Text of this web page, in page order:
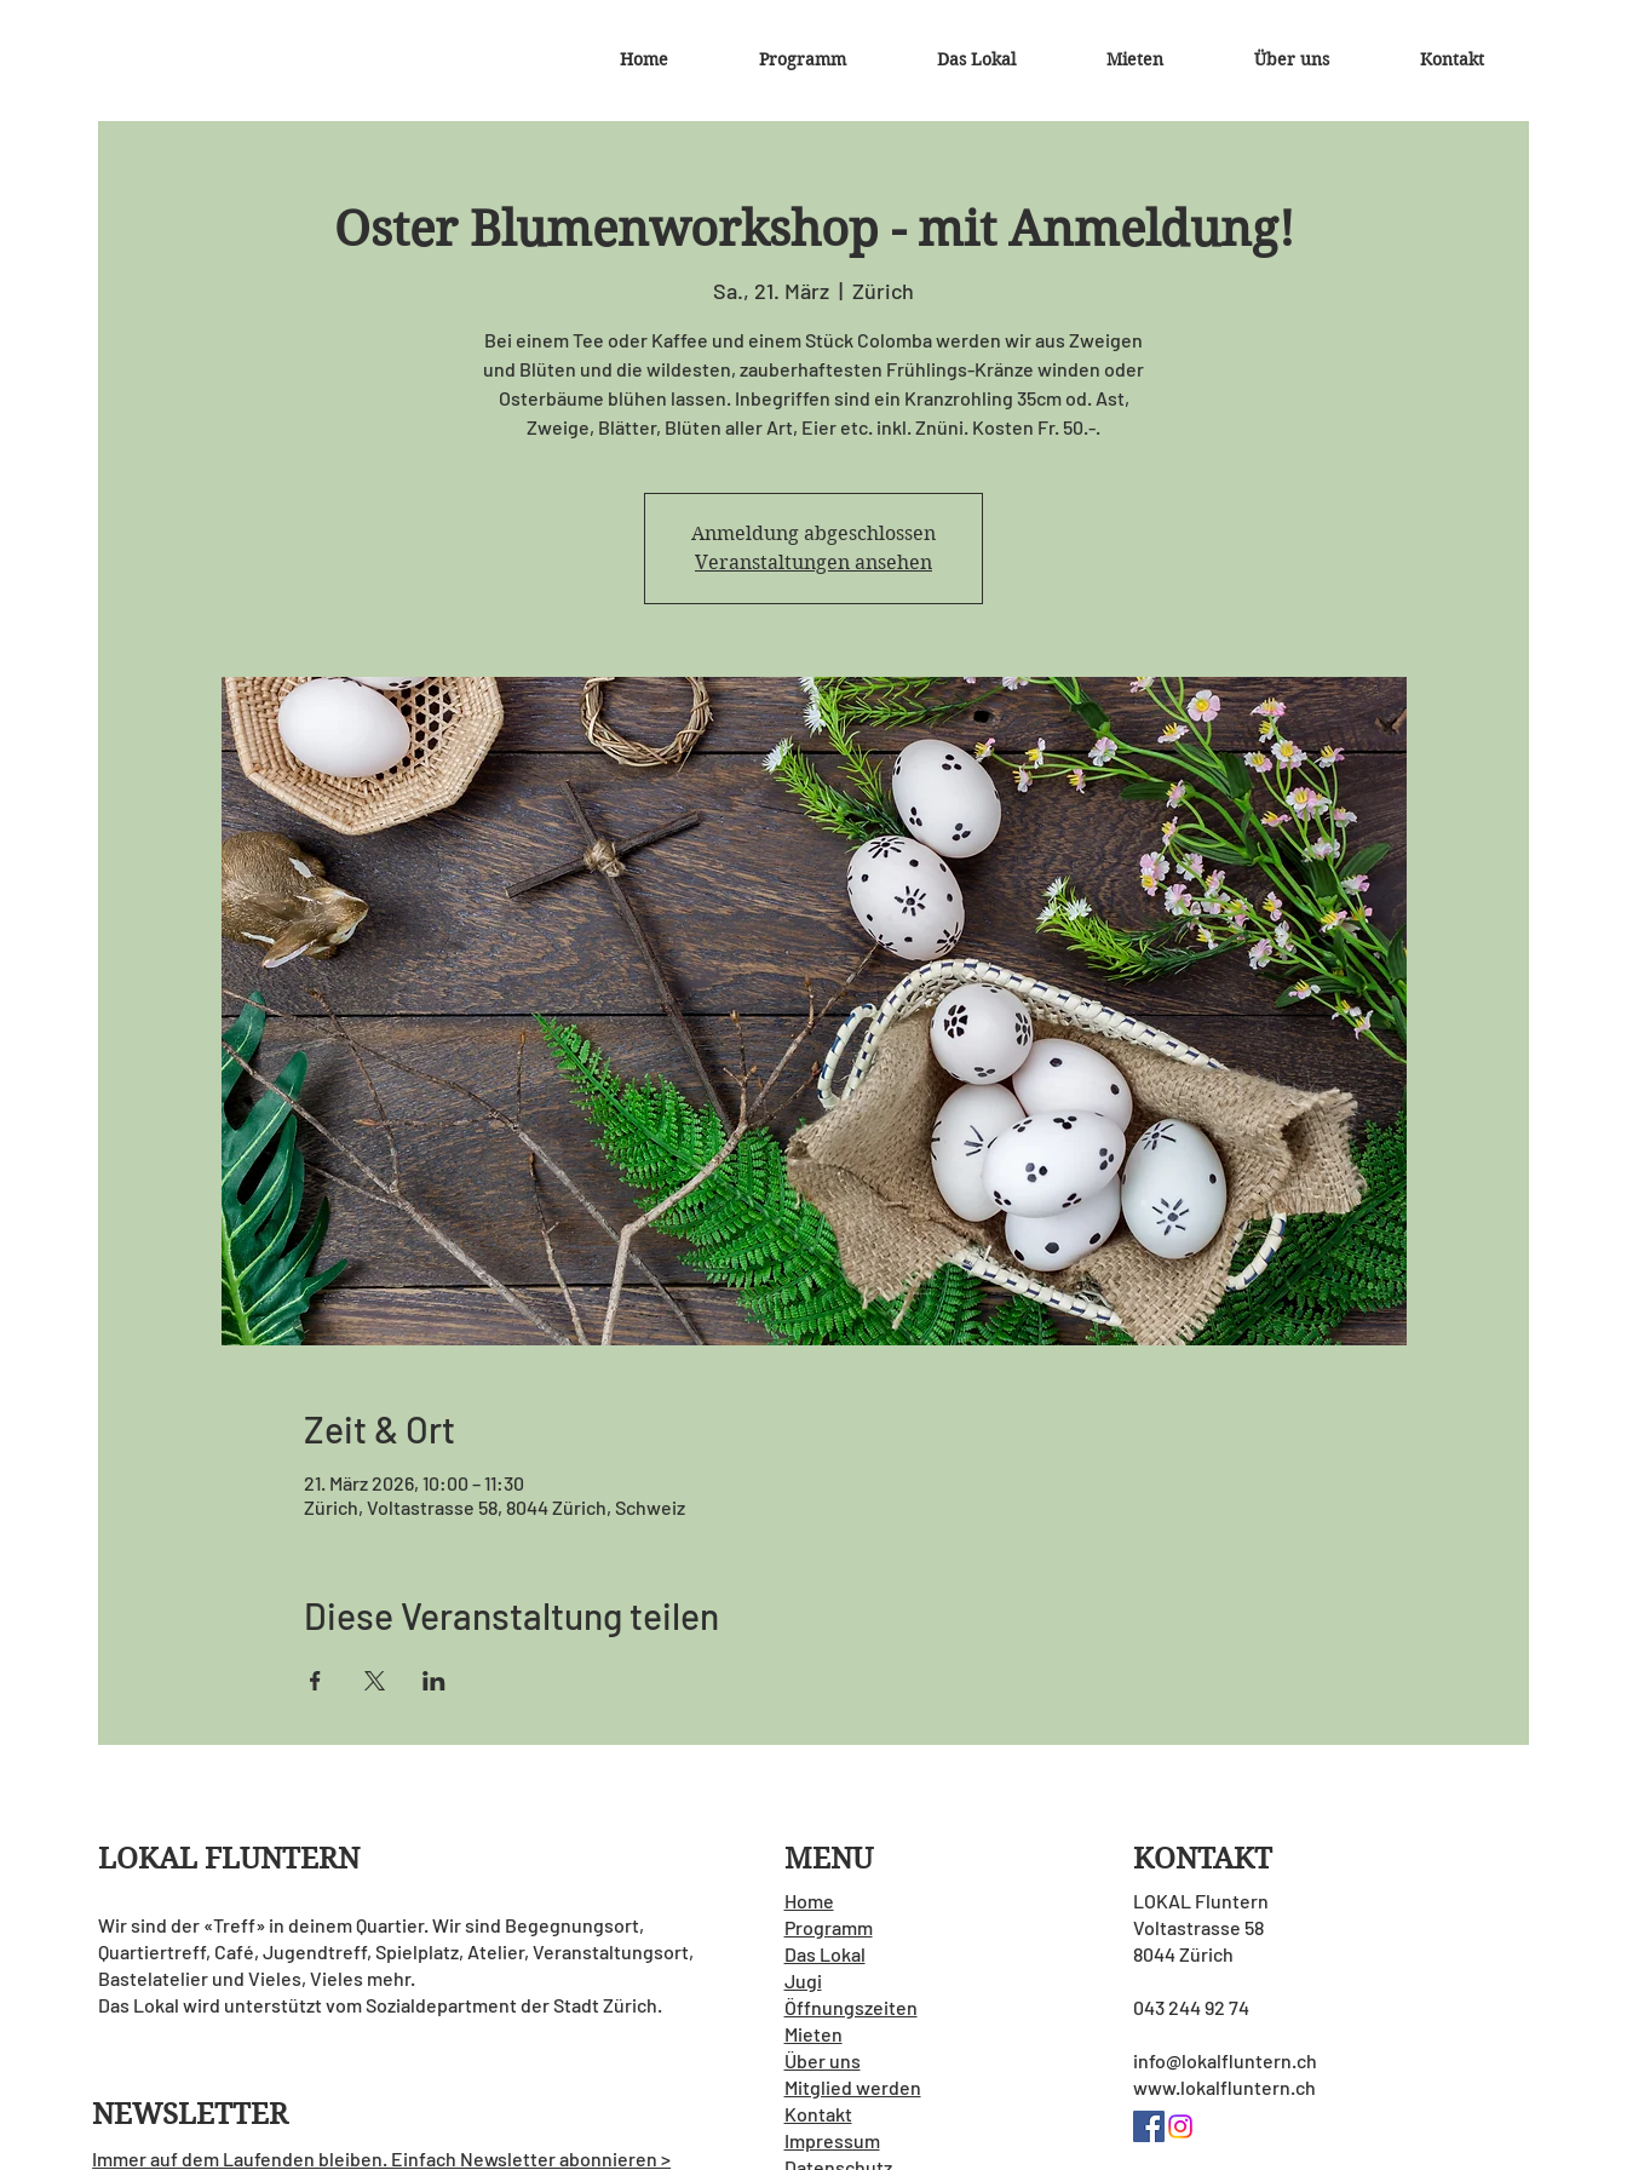
Home Programm Das Lokal Mieten Über uns Kontakt
Oster Blumenworkshop - mit Anmeldung!
Sa., 21. März
  |
Zürich
Bei einem Tee oder Kaffee und einem Stück Colomba werden wir aus Zweigen
und Blüten und die wildesten, zauberhaftesten Frühlings-Kränze winden oder
Osterbäume blühen lassen. Inbegriffen sind ein Kranzrohling 35cm od. Ast,
Zweige, Blätter, Blüten aller Art, Eier etc. inkl. Znüni. Kosten Fr. 50.-.
Anmeldung abgeschlossen
Veranstaltungen ansehen
Zeit & Ort
21. März 2026, 10:00 – 11:30
Zürich, Voltastrasse 58, 8044 Zürich, Schweiz
Diese Veranstaltung teilen
MENU
Home
Programm
Das Lokal
Jugi
Öffnungszeiten
Mieten
Über uns
Mitglied werden
Kontakt
Impressum
KONTAKT
LOKAL Fluntern
Voltastrasse 58
8044 Zürich
043 244 92 74
info@lokalfluntern.ch
www.lokalfluntern.ch
LOKAL FLUNTERN
Wir sind der «Treff» in deinem Quartier. Wir sind Begegnungsort,
Quartiertreff, Café, Jugendtreff, Spielplatz, Atelier, Veranstaltungsort,
Bastelatelier und Vieles, Vieles mehr.
Das Lokal wird unterstützt vom Sozialdepartment der Stadt Zürich.
NEWSLETTER
Immer auf dem Laufenden bleiben. Einfach Newsletter abonnieren >